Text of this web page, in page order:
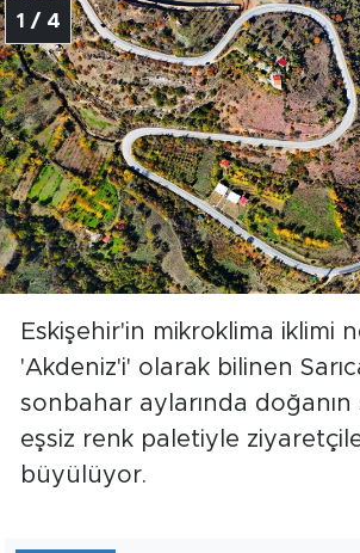
1 / 4
Eskişehir'in mikroklima iklimi
'Akdeniz'i' olarak bilinen
sonbahar aylarında
eşsiz renk paletiyle
büyülüyor.